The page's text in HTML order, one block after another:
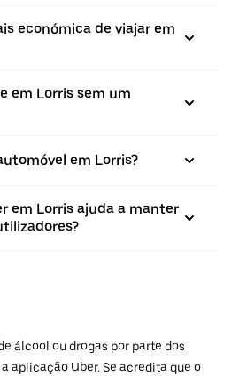
económica de viajar em
em Lorris sem um
em Lorris?
em Lorris ajuda a manter
álcool ou drogas por parte dos
aplicação Uber. Se acredita que o